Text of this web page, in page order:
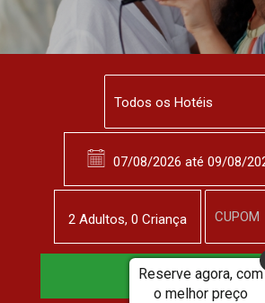
2 Adultos, 0 Criança
Reserve agora, com
o melhor preço
Reservar Agora